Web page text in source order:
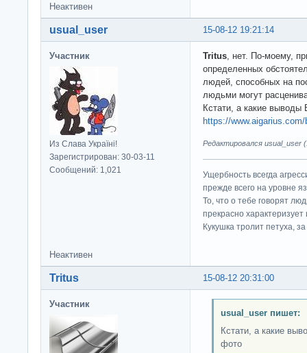
Неактивен
15-08-12 19:21:14
usual_user
Участник
Из Слава Україні!
Зарегистрирован: 30-03-11
Сообщений: 1,021
Tritus , нет. По-моему,
определенных
людей, способных на
людьми могут
Кстати, а какие выводы
https://
Редактировался usual_user
Ущербность всегда
прежде всего на уровне
То, что о тебе говорят
прекрасно характеризует
Кукушка тролит петуха,
Неактивен
15-08-12 20:31:00
Tritus
Участник
usual_user пишет:
Кстати, а какие
фото